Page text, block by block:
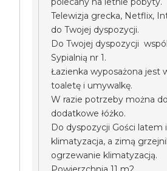
Telewizja grecka, Netflix,
do Twojej dyspozycji.
Do Twojej dyspozycji
Sypialnią nr 1.
Łazienka wyposażona jest
toaletę i umywalkę.
W razie potrzeby można
dodatkowe łóżko.
Do dyspozycji Gości latem
klimatyzacja, a zimą
ogrzewanie klimatyzacją.